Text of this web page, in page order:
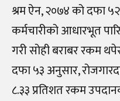
श्रम ऐन, २०७४ को दफा
कर्मचारीको आधारभूत
गरी सोही बराबर रकम
दफा ५३ अनुसार,
८.३३ प्रतिशत रकम